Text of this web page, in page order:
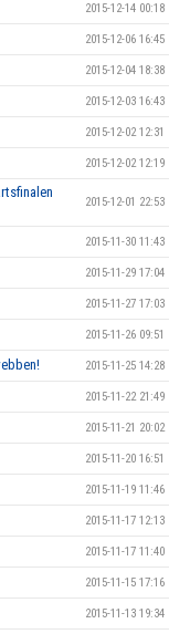
2015-12-14 00:18
2015-12-06 16:45
2015-12-04 18:38
2015-12-03 16:43
2015-12-02 12:31
2015-12-02 12:19
2015-12-01 22:53
2015-11-30 11:43
2015-11-29 17:04
2015-11-27 17:03
2015-11-26 09:51
2015-11-25 14:28
2015-11-22 21:49
2015-11-21 20:02
2015-11-20 16:51
2015-11-19 11:46
2015-11-17 12:13
2015-11-17 11:40
2015-11-15 17:16
2015-11-13 19:34